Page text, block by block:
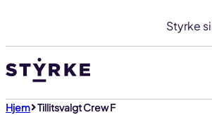
innhold
Styrke
Hjem Tillitsvalgt Crew F